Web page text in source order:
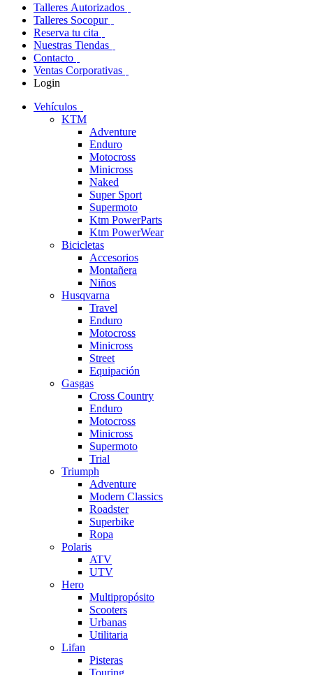
Talleres Autorizados
Talleres Socopur
Reserva tu cita
Nuestras Tiendas
Contacto
Ventas Corporativas
Login
Vehículos
KTM
Adventure
Enduro
Motocross
Minicross
Naked
Super Sport
Supermoto
Ktm PowerParts
Ktm PowerWear
Bicicletas
Accesorios
Montañera
Niños
Husqvarna
Travel
Enduro
Motocross
Minicross
Street
Equipación
Gasgas
Cross Country
Enduro
Motocross
Minicross
Supermoto
Trial
Triumph
Adventure
Modern Classics
Roadster
Superbike
Ropa
Polaris
ATV
UTV
Hero
Multipropósito
Scooters
Urbanas
Utilitaria
Lifan
Pisteras
Touring